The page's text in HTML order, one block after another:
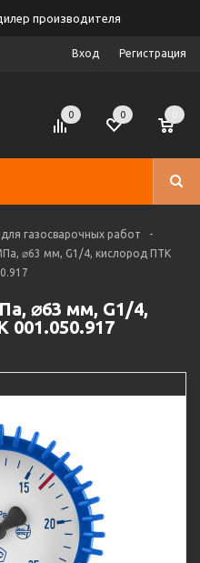
производителя
Вход Регистрация
0 0
газосварочных работ
-
⌀63 мм, G1/4, кислород ПТК
⌀63 мм, G1/4,
001.050.917